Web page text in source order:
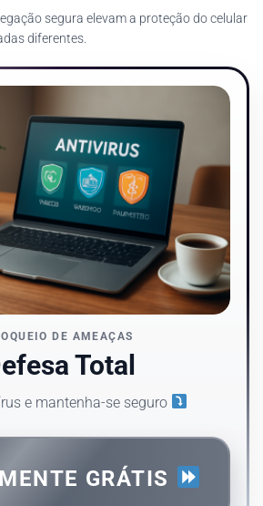
segura elevam a proteção do celular
diferentes.
DE AMEAÇAS
Total
e mantenha-se seguro
GRÁTIS